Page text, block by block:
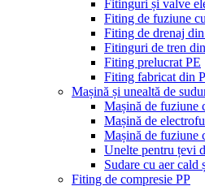
Fitinguri și valve
Fiting de fuziune
Fiting de drenaj
Fitinguri de tren
Fiting prelucrat PE
Fiting fabricat din
Mașină și unealtă de
Mașină de fuziune
Mașină de
Mașină de fuziune
Unelte pentru țevi
Sudare cu aer cald
Fiting de compresie PP